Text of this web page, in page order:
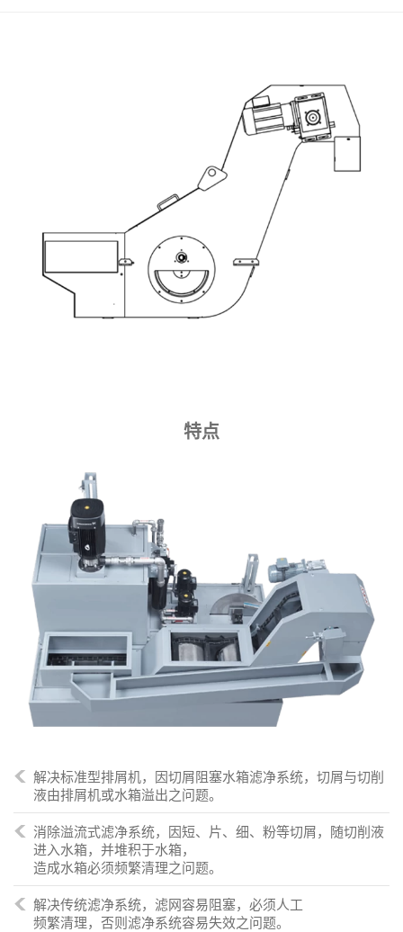
特点
解决标准型排屑机，因切屑阻塞水箱滤净系统，切屑与切削
液由排屑机或水箱溢出之问题。
消除溢流式滤净系统，因短、片、细、粉等切屑，随切削液
进入水箱，并堆积于水箱，
造成水箱必须频繁清理之问题。
解决传统滤净系统，滤网容易阻塞，必须人工
频繁清理，否则滤净系统容易失效之问题。